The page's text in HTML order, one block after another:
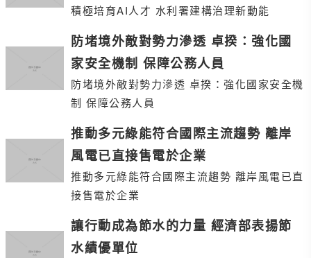
積極培育AI人才 水利署建構治理新動能
防堵境外敵對勢力滲透 卓揆：強化國
家安全機制 保障公務人員
防堵境外敵對勢力滲透 卓揆：強化國家安全機
制 保障公務人員
推動多元綠能符合國際主流趨勢 離岸
風電已直接售電於企業
推動多元綠能符合國際主流趨勢 離岸風電已直
接售電於企業
讓行動成為節水的力量 經濟部表揚節
水績優單位